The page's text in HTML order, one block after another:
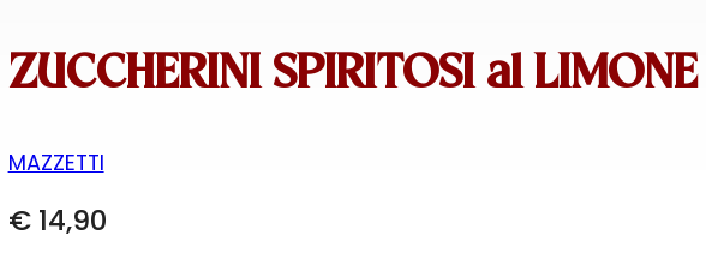
ZUCCHERINI SPIRITOSI al LIMONE
MAZZETTI
€14,90